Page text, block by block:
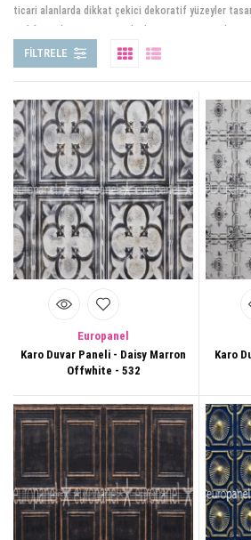
Duvar Kaplama Modelleri ve Uygulamaları
İlham Veren Mekanlar
ticari alanlarda dikkat çekici dekoratif yüzeyler
uygulanabilir; tavan kaplama ve vurgu duvar
Europanelkaro panel modelleri
uzun ömürlü kullanım avantajını bir araya getiren
FILTRELE
Europanel
Karo Duvar Paneli - Daisy Marron
Offwhite - 532
Karo